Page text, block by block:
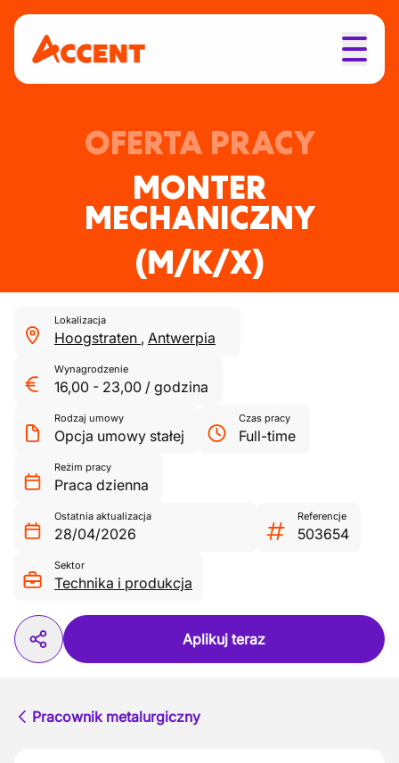
OFERTA PRACY
MONTER
MECHANICZNY
(M/K/X)
Lokalizacja
Hoogstraten , Antwerpia
Wynagrodzenie
16,00 - 23,00 / godzina
Rodzaj umowy
Opcja umowy stałej
Czas pracy
Full-time
Reżim pracy
Praca dzienna
Ostatnia aktualizacja
28/04/2026
Referencje
503654
Sektor
Technika i produkcja
Aplikuj teraz
Pracownik metalurgiczny